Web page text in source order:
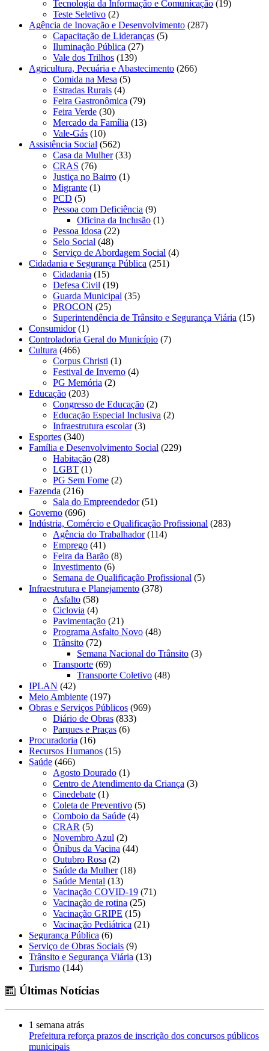
Tecnologia da Informação e Comunicação (19)
Teste Seletivo (2)
Agência de Inovação e Desenvolvimento (287)
Capacitação de Lideranças (5)
Iluminação Pública (27)
Vale dos Trilhos (139)
Agricultura, Pecuária e Abastecimento (266)
Comida na Mesa (5)
Estradas Rurais (4)
Feira Gastronômica (79)
Feira Verde (30)
Mercado da Família (13)
Vale-Gás (10)
Assistência Social (562)
Casa da Mulher(33)
CRAS (76)
Justiça no Bairro (1)
Migrante (1)
PCD (5)
Pessoa com Deficiência (9)
Oficina da Inclusão (1)
Pessoa Idosa (22)
Selo Social (48)
Serviço de Abordagem Social (4)
Cidadania e Segurança Pública (251)
Cidadania (15)
Defesa Civil (19)
Guarda Municipal (35)
PROCON (25)
Superintendência de Trânsito e Segurança Viária (15)
Consumidor(1)
Controladoria Geral do Município (7)
Cultura (466)
Corpus Christi (1)
Festival de Inverno (4)
PG Memória (2)
Educação (203)
Congresso de Educação (2)
Educação Especial Inclusiva (2)
Infraestrutura escolar(3)
Esportes (340)
Família e Desenvolvimento Social (229)
Habitação (28)
LGBT (1)
PG Sem Fome (2)
Fazenda (216)
Sala do Empreendedor(51)
Governo (696)
Indústria, Comércio e Qualificação Profissional (283)
Agência do Trabalhador(114)
Emprego (41)
Feira da Barão (8)
Investimento (6)
Semana de Qualificação Profissional (5)
Infraestrutura e Planejamento (378)
Asfalto (58)
Ciclovia (4)
Pavimentação (21)
Programa Asfalto Novo (48)
Trânsito (72)
Semana Nacional do Trânsito (3)
Transporte (69)
Transporte Coletivo (48)
IPLAN (42)
Meio Ambiente (197)
Obras e Serviços Públicos (969)
Diário de Obras (833)
Parques e Praças (6)
Procuradoria (16)
Recursos Humanos (15)
Saúde (466)
Agosto Dourado (1)
Centro de Atendimento da Criança (3)
Cinedebate (1)
Coleta de Preventivo (5)
Comboio da Saúde (4)
CRAR (5)
Novembro Azul (2)
Ônibus da Vacina (44)
Outubro Rosa (2)
Saúde da Mulher(18)
Saúde Mental (13)
Vacinação COVID-19 (71)
Vacinação de rotina (25)
Vacinação GRIPE (15)
Vacinação Pediátrica (21)
Segurança Pública (6)
Serviço de Obras Sociais (9)
Trânsito e Segurança Viária (13)
Turismo (144)
Últimas Notícias
1 semana atrás
Prefeitura reforça prazos de inscrição dos concursos públicos
municipais